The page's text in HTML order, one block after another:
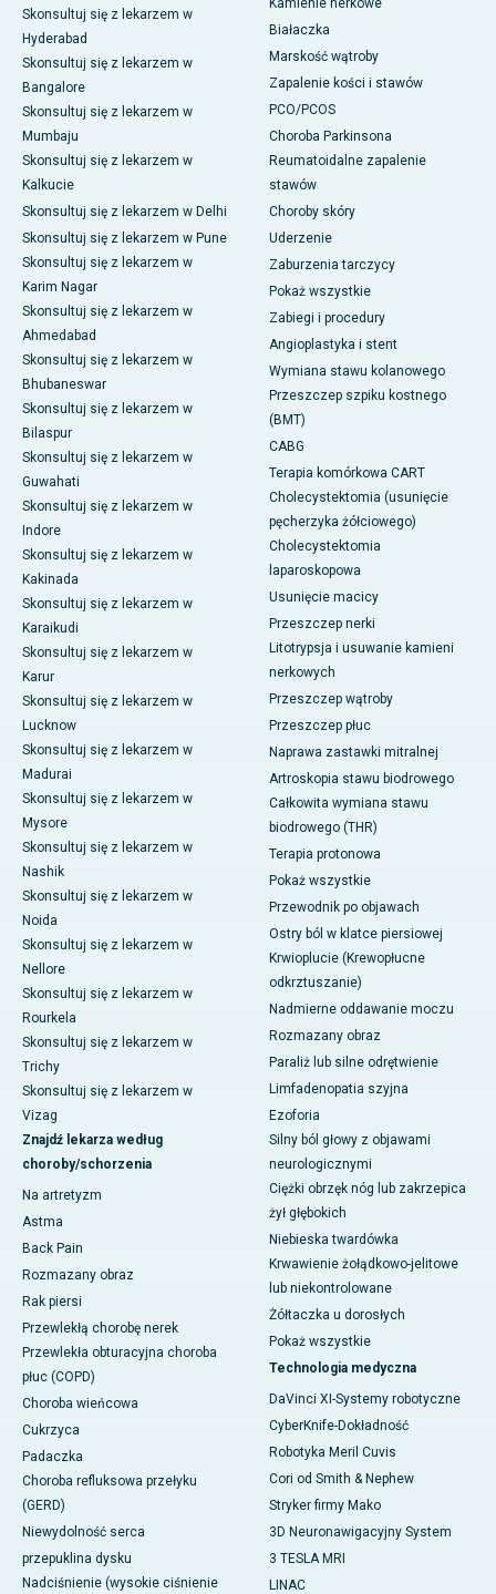
Skonsultuj się z lekarzem w
Hyderabad
Skonsultuj się z lekarzem w
Bangalore
Skonsultuj się z lekarzem w
Mumbaju
Skonsultuj się z lekarzem w
Kalkucie
Skonsultuj się z lekarzem w Delhi
Skonsultuj się z lekarzem w Pune
Skonsultuj się z lekarzem w
Karim Nagar
Skonsultuj się z lekarzem w
Ahmedabad
Skonsultuj się z lekarzem w
Bhubaneswar
Skonsultuj się z lekarzem w
Bilaspur
Skonsultuj się z lekarzem w
Guwahati
Skonsultuj się z lekarzem w
Indore
Skonsultuj się z lekarzem w
Kakinada
Skonsultuj się z lekarzem w
Karaikudi
Skonsultuj się z lekarzem w
Karur
Skonsultuj się z lekarzem w
Lucknow
Skonsultuj się z lekarzem w
Madurai
Skonsultuj się z lekarzem w
Mysore
Skonsultuj się z lekarzem w
Nashik
Skonsultuj się z lekarzem w
Noida
Skonsultuj się z lekarzem w
Nellore
Skonsultuj się z lekarzem w
Rourkela
Skonsultuj się z lekarzem w
Trichy
Skonsultuj się z lekarzem w
Vizag
Znajdź lekarza według
choroby/schorzenia
Na artretyzm
Astma
Back Pain
Rozmazany obraz
Rak piersi
Przewlekłą chorobę nerek
Przewlekła obturacyjna choroba
płuc (COPD)
Choroba wieńcowa
Cukrzyca
Padaczka
Choroba refluksowa przełyku
(GERD)
Niewydolność serca
przepuklina dysku
Nadciśnienie (wysokie ciśnienie
Kamienie nerkowe
Białaczka
Marskość wątroby
Zapalenie kości i stawów
PCO/PCOS
Choroba Parkinsona
Reumatoidalne zapalenie
stawów
Choroby skóry
Uderzenie
Zaburzenia tarczycy
Pokaż wszystkie
Zabiegi i procedury
Angioplastyka i stent
Wymiana stawu kolanowego
Przeszczep szpiku kostnego
(BMT)
CABG
Terapia komórkowa CART
Cholecystektomia (usunięcie
pęcherzyka żółciowego)
Cholecystektomia
laparoskopowa
Usunięcie macicy
Przeszczep nerki
Litotrypsja i usuwanie kamieni
nerkowych
Przeszczep wątroby
Przeszczep płuc
Naprawa zastawki mitralnej
Artroskopia stawu biodrowego
Całkowita wymiana stawu
biodrowego (THR)
Terapia protonowa
Pokaż wszystkie
Przewodnik po objawach
Ostry ból w klatce piersiowej
Krwioplucie (Krewopłucne
odkrztuszanie)
Nadmierne oddawanie moczu
Rozmazany obraz
Paraliż lub silne odrętwienie
Limfadenopatia szyjna
Ezoforia
Silny ból głowy z objawami
neurologicznymi
Ciężki obrzęk nóg lub zakrzepica
żył głębokich
Niebieska twardówka
Krwawienie żołądkowo-jelitowe
lub niekontrolowane
Żółtaczka u dorosłych
Pokaż wszystkie
Technologia medyczna
DaVinci XI-Systemy robotyczne
CyberKnife-Dokładność
Robotyka Meril Cuvis
Cori od Smith & Nephew
Stryker firmy Mako
3D Neuronawigacyjny System
3 TESLA MRI
LINAC